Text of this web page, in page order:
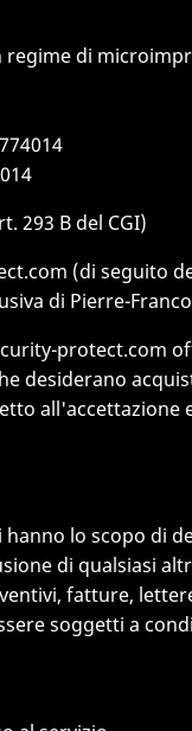
di
293 B del CGI)
(di seguito
di Pierre-
protect.com
desiderano
all'accettazione
lo scopo di
di qualsiasi
fatture,
soggetti a